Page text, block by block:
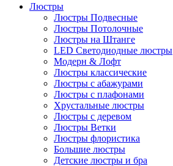
Люстры
Люстры Подвесные
Люстры Потолочные
Люстры на Штанге
LED Светодиодные люстры
Модерн & Лофт
Люстры классические
Люстры с абажурами
Люстры с плафонами
Хрустальные люстры
Люстры с деревом
Люстры Ветки
Люстры флористика
Большие люстры
Детские люстры и бра